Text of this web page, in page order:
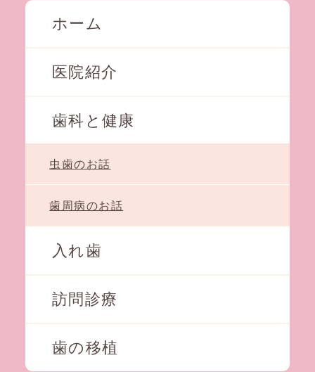
ホーム
医院紹介
歯科と健康
虫歯のお話
歯周病のお話
入れ歯
訪問診療
歯の移植